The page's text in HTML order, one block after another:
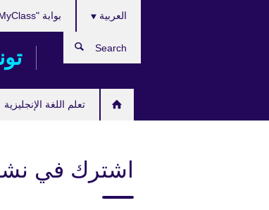
تعلم اللغة الإنجليزية
العربية بوابة "MyClass"
Search
اشترك في